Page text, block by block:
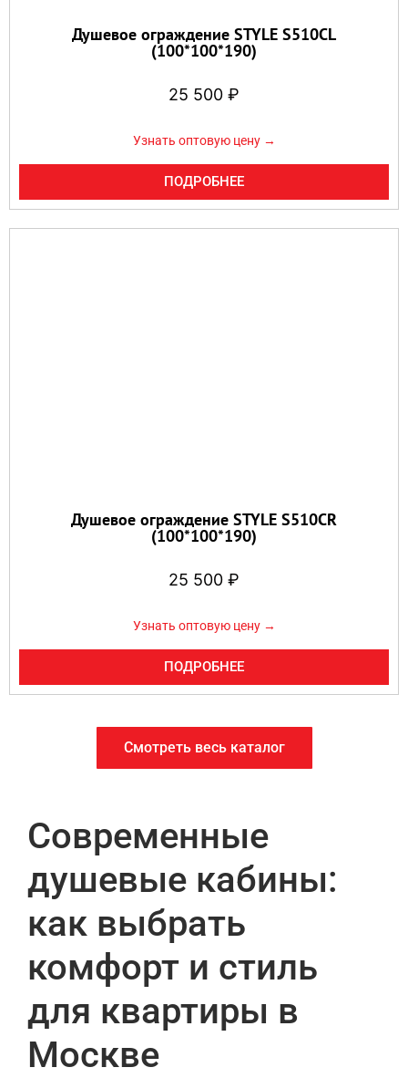
Душевое ограждение STYLE S510CL
(100*100*190)
25 500 ₽
Узнать оптовую цену →
ПОДРОБНЕЕ
Душевое ограждение STYLE S510CR
(100*100*190)
25 500 ₽
Узнать оптовую цену →
ПОДРОБНЕЕ
Смотреть весь каталог
Современные
душевые кабины:
как выбрать
комфорт и стиль
для квартиры в
Москве